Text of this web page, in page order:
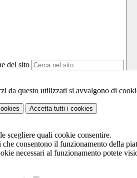
del sito
da questo utilizzati si avvalgono di
Accetta tutti i cookies
scegliere quali cookie consentire.
consentono il funzionamento della
necessari al funzionamento potete